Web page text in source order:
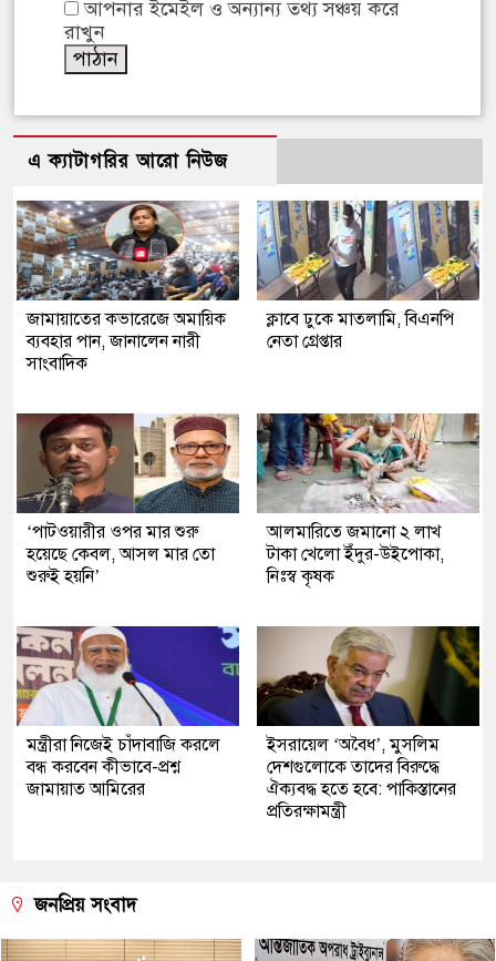
আপনার ইমেইল ও অন্যান্য তথ্য সঞ্চয় করে
রাখুন
এ ক্যাটাগরির আরো নিউজ
জামায়াতের কভারেজে অমায়িক
ব্যবহার পান, জানালেন নারী
সাংবাদিক
ক্লাবে ঢুকে মাতলামি, বিএনপি
নেতা গ্রেপ্তার
‘পাটওয়ারীর ওপর মার শুরু
হয়েছে কেবল, আসল মার তো
শুরুই হয়নি’
আলমারিতে জমানো ২ লাখ
টাকা খেলো ইঁদুর-উইপোকা,
নিঃস্ব কৃষক
মন্ত্রীরা নিজেই চাঁদাবাজি করলে
বন্ধ করবেন কীভাবে-প্রশ্ন
জামায়াত আমিরের
ইসরায়েল ‘অবৈধ’, মুসলিম
দেশগুলোকে তাদের বিরুদ্ধে
ঐক্যবদ্ধ হতে হবে: পাকিস্তানের
প্রতিরক্ষামন্ত্রী
জনপ্রিয় সংবাদ